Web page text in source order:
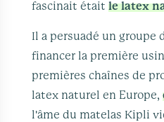
fascinait étaitle latex
Il a persuadé un groupe
financer la première
premières chaînes de
latex naturel en Europe,
l'âme du matelas Kipli